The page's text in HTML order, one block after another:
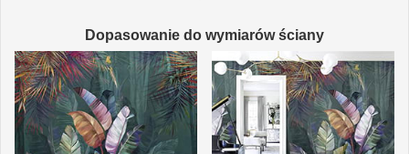
Dopasowanie do wymiarów ściany